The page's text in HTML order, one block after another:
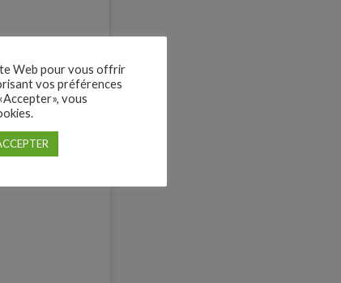
Web pour vous offrir
vos préférences
vous